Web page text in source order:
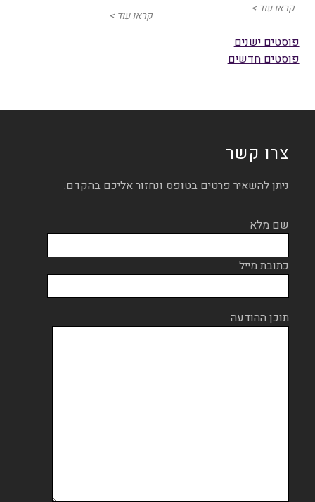
קראו עוד >
קראו עוד >
ניווט
פוסטים ישנים
פוסטים חדשים
צרו קשר
ניתן להשאיר פרטים בטופס ונחזור אליכם בהקדם.
שם מלא
כתובת מייל
תוכן ההודעה